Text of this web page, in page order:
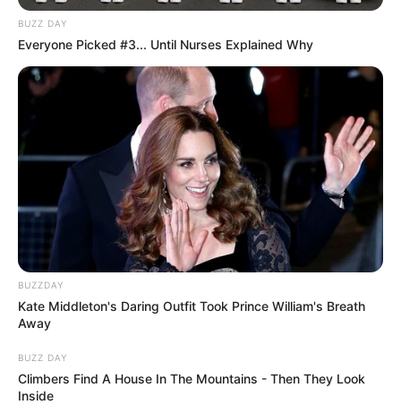
BUZZ DAY
Everyone Picked #3... Until Nurses Explained Why
BUZZDAY
Kate Middleton's Daring Outfit Took Prince William's Breath
Away
BUZZ DAY
Climbers Find A House In The Mountains - Then They Look
Inside